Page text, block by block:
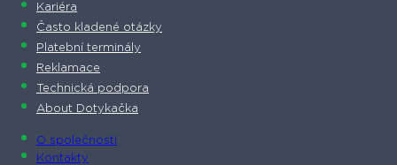
Kariéra
Často kladené otázky
Platební terminály
Reklamace
Technická podpora
About Dotykačka
O společnosti
Kontakty